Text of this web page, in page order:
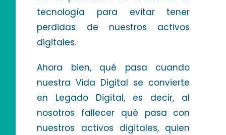
tecnología para evitar tener
perdidas de nuestros activos
digitales.
Ahora bien, qué pasa cuando
nuestra Vida Digital se convierte
en Legado Digital, es decir, al
nosotros fallecer qué pasa con
nuestros activos digitales, quien